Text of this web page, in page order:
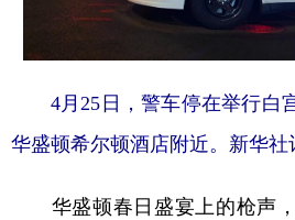
4月25日，警车停在举行白
华盛顿希尔顿酒店附近。新华社
华盛顿春日盛宴上的枪声，